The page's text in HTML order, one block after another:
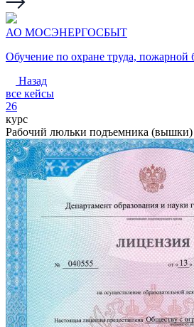
АО МОСЭНЕРГОСБЫТ
Обучение по охране труда, пожарной
Назад
все кейсы
26
курс
Рабочий люльки подъемника (вышки)